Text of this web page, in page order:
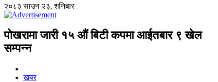
२०८३ साउन २३, शनिबार
पोखरामा जारी १५ औं बिटी कपमा आईतबार ९ खेल
सम्पन्न
खबर